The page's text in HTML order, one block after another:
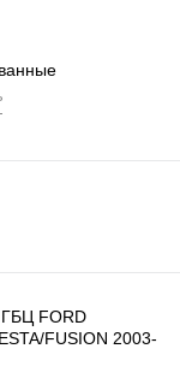
FORD
FUSION 2003-